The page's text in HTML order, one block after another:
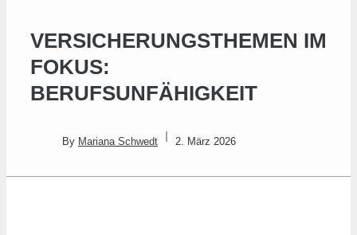
VERSICHERUNGSTHEMEN IM
FOKUS:
BERUFSUNFÄHIGKEIT
By Mariana Schwedt 2. März 2026